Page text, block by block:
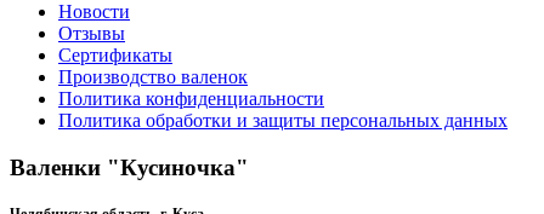
Новости
Отзывы
Сертификаты
Производство валенок
Политика конфиденциальности
Политика обработки и защиты персональных данных
Валенки "Кусиночка"